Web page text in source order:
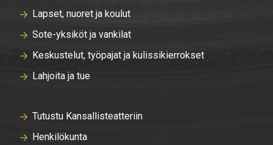
Lapset, nuoret ja koulut
Sote-yksiköt ja vankilat
Keskustelut, työpajat ja kulissikierrokset
Lahjoita ja tue
Tutustu Kansallisteatteriin
Henkilökunta